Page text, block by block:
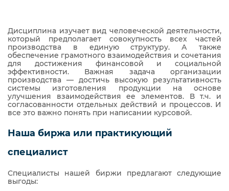
Дисциплина изучает вид человеческой деятельности,
который предполагает совокупность всех частей
производства в единую структуру. А также
обеспечение грамотного взаимодействия и сочетания
для достижения финансовой и социальной
эффективности. Важная задача организации
производства — достичь высокую результативность
системы изготовления продукции на основе
улучшения взаимодействия ее элементов. В т.ч. и
согласованности отдельных действий и процессов. И
все это важно понять при написании курсовой.
Наша биржа или практикующий
специалист
Специалисты нашей биржи предлагают следующие
выгоды: